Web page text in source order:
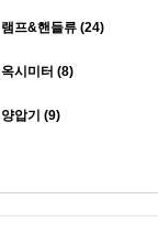
램프&핸들류 (24)
옥시미터 (8)
양압기 (9)